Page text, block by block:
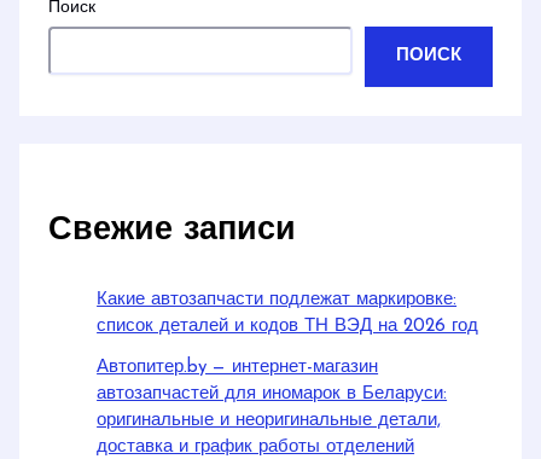
Поиск
ПОИСК
Свежие записи
Какие автозапчасти подлежат маркировке:
список деталей и кодов ТН ВЭД на 2026 год
Автопитер.by — интернет-магазин
автозапчастей для иномарок в Беларуси:
оригинальные и неоригинальные детали,
доставка и график работы отделений